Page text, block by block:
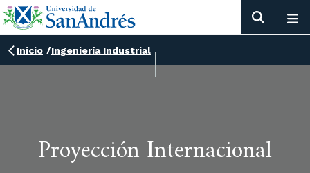
Inicio /Ingeniería Industrial
Proyección Internacional